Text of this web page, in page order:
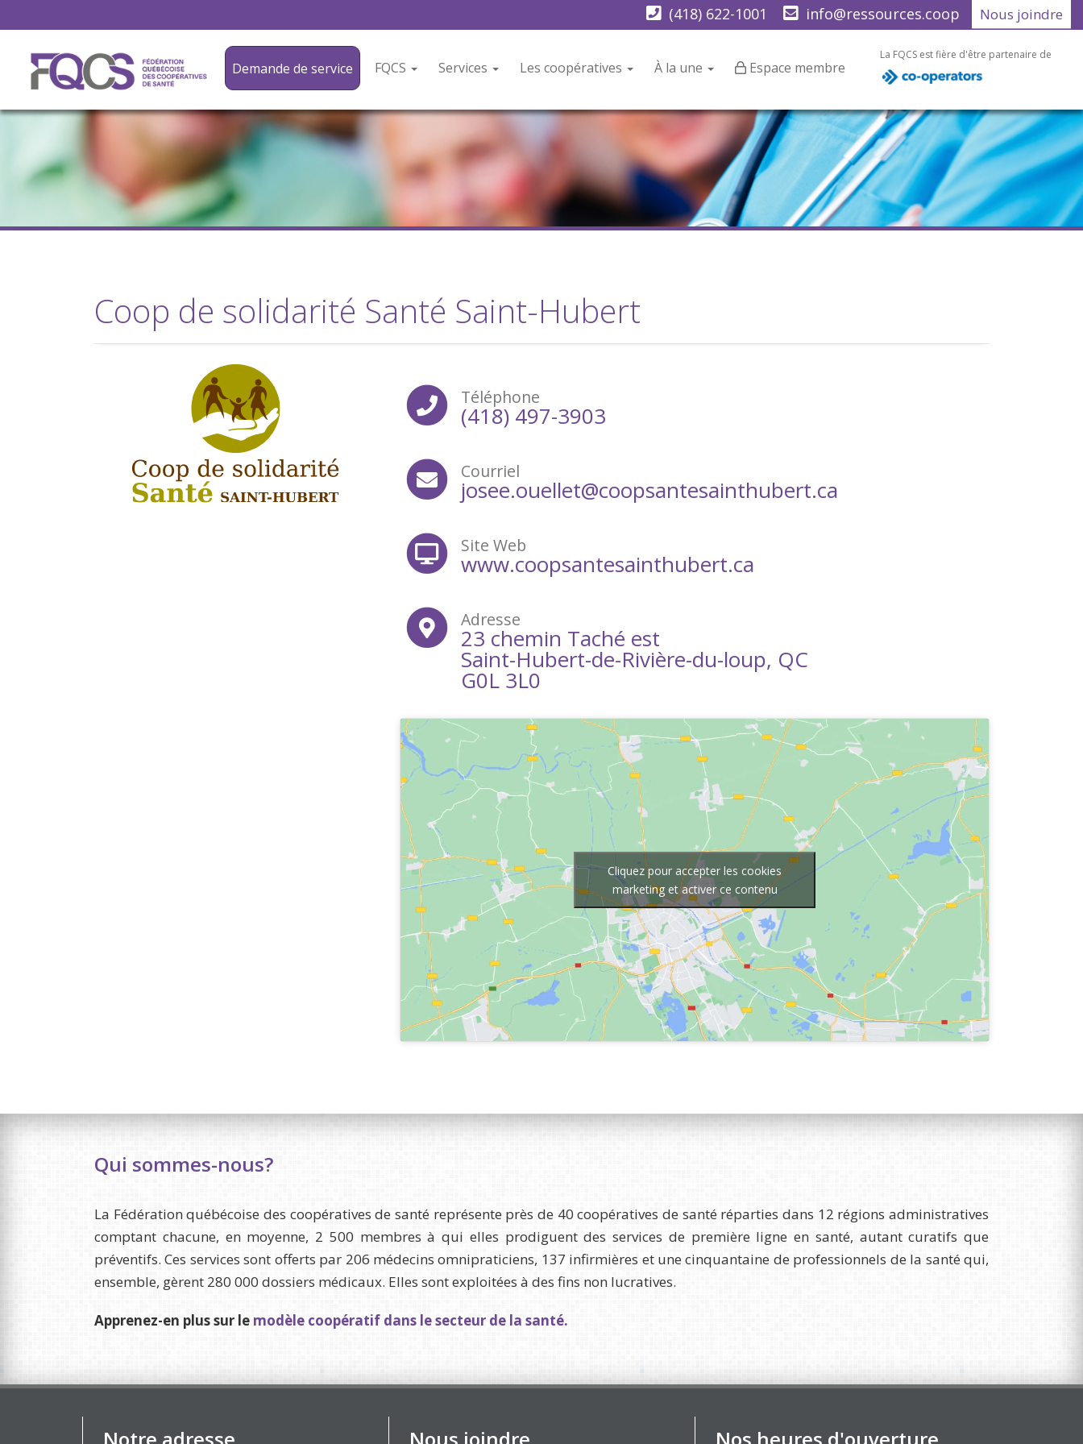
Nous joindre
info@ressources.coop
(418) 622-1001
Demande de service FQCS Services Les coopératives À la une Espace membre
La FQCS est fière d'être partenaire de
Coop de solidarité Santé Saint-Hubert
Téléphone
(418) 497-3903
Courriel
josee.ouellet@coopsantesainthubert.ca
Site Web
www.coopsantesainthubert.ca
Adresse
23 chemin Taché est
Saint-Hubert-de-Rivière-du-loup, QC
G0L 3L0
Cliquez pour accepter les cookies
marketing et activer ce contenu
Qui sommes-nous?
La Fédération québécoise des coopératives de santé représente près de 40 coopératives de santé réparties dans 12 régions administratives
comptant chacune, en moyenne, 2 500 membres à qui elles prodiguent des services de première ligne en santé, autant curatifs que
préventifs. Ces services sont offerts par 206 médecins omnipraticiens, 137 infirmières et une cinquantaine de professionnels de la santé qui,
ensemble, gèrent 280 000 dossiers médicaux. Elles sont exploitées à des fins non lucratives.
Apprenez-en plus sur le modèle coopératif dans le secteur de la santé.
Notre adresse Nous joindre Nos heures d'ouverture